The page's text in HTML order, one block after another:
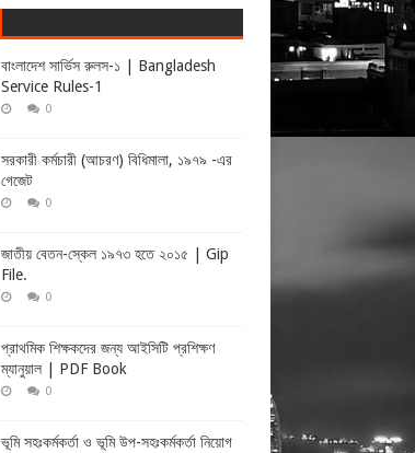
বাংলাদেশ সার্ভিস রুলস-১ | Bangladesh
Service Rules-1
0
সরকারী কর্মচারী (আচরণ) বিধিমালা, ১৯৭৯ -এর
গেজেট
0
জাতীয় বেতন-স্কেল ১৯৭৩ হতে ২০১৫ | Gip
File.
0
প্রাথমিক শিক্ষকদের জন্য আইসিটি প্রশিক্ষণ
ম্যানুয়াল | PDF Book
0
ভূমি সহঃকর্মকর্তা ও ভূমি উপ-সহঃকর্মকর্তা নিয়োগ